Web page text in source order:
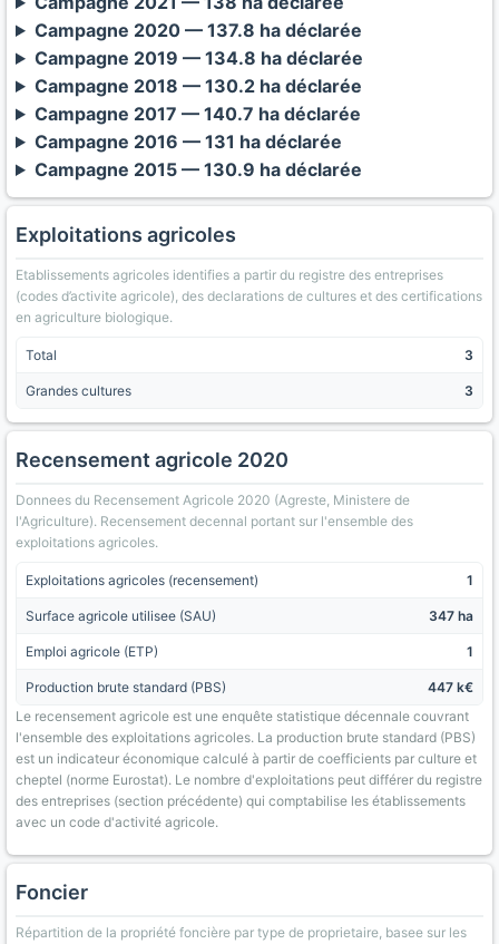
Campagne 2020 — 137.8 ha déclarée
Campagne 2019 — 134.8 ha déclarée
Campagne 2018 — 130.2 ha déclarée
Campagne 2017 — 140.7 ha déclarée
Campagne 2016 — 131 ha déclarée
Campagne 2015 — 130.9 ha déclarée
Exploitations agricoles
Etablissements agricoles identifies a partir du registre des entreprises
(codes d’activite agricole), des declarations de cultures et des certifications
en agriculture biologique.
Total 3
Grandes cultures 3
Recensement agricole 2020
Donnees du Recensement Agricole 2020 (Agreste, Ministere de
l'Agriculture). Recensement decennal portant sur l'ensemble des
exploitations agricoles.
Exploitations agricoles (recensement) 1
Surface agricole utilisee (SAU) 347 ha
Emploi agricole (ETP) 1
Production brute standard (PBS)
447 k€
Le recensement agricole est une enquête statistique décennale couvrant
l'ensemble des exploitations agricoles. La production brute standard (PBS)
est un indicateur économique calculé à partir de coefficients par culture et
cheptel (norme Eurostat). Le nombre d'exploitations peut différer du registre
des entreprises (section précédente) qui comptabilise les établissements
avec un code d'activité agricole.
Foncier
Répartition de la propriété foncière par type de proprietaire, basee sur les